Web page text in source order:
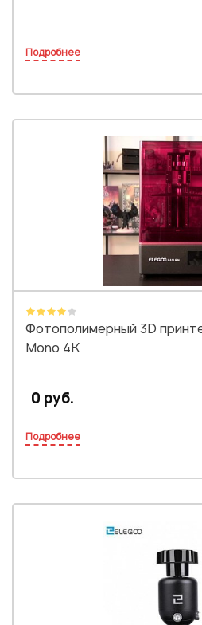
Подробнее
Фотополимерный 3D
Mono 4K
0 руб.
Подробнее